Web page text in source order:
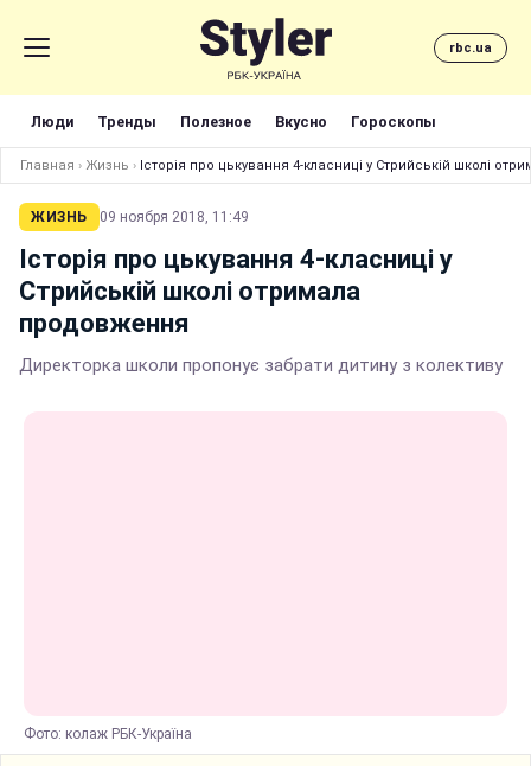
rbc.ua
Люди Тренды Полезное Вкусно Гороскопы
Главная › Жизнь › Історія про цькування 4-класниці у Стрийській школі
ЖИЗНЬ 09 ноября 2018, 11:49
Історія про цькування 4-класниці у
Стрийській школі отримала
продовження
Директорка школи пропонує забрати дитину з колективу
Фото: колаж РБК-Україна